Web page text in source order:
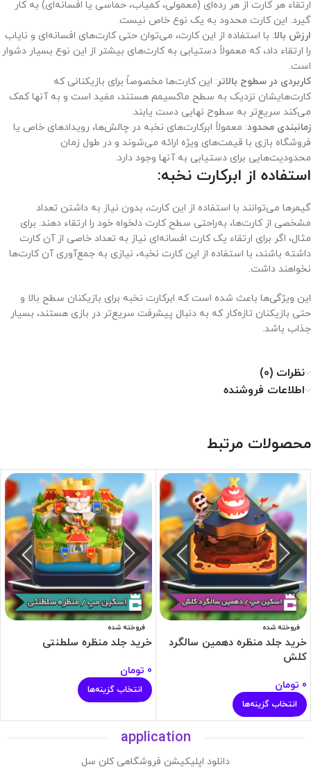
ارتقاء هر کارت از هر رده‌ای (معمولی، کمیاب، حماسی یا افسانه‌ای) به کار
گیرد. این کارت محدود به یک نوع خاص نیست.
ارزش بالا: با استفاده از این کارت، می‌توان حتی کارت‌های افسانه‌ای و نایاب
را ارتقاء داد، که معمولاً دستیابی به کارت‌های بیشتر از این نوع بسیار دشوار
است.
کاربردی در سطوح بالاتر: این کارت‌ها مخصوصاً برای بازیکنانی که
کارت‌هایشان نزدیک به سطح ماکسیمم هستند، مفید است و به آنها کمک
می‌کند سریع‌تر به سطوح نهایی دست یابند.
زمانبندی محدود: معمولاً ابرکارت‌های نخبه در چالش‌ها، رویدادهای خاص یا
فروشگاه بازی با قیمت‌های ویژه ارائه می‌شوند و در طول زمان
محدودیت‌هایی برای دستیابی به آنها وجود دارد.
استفاده از ابرکارت نخبه:
گیمرها می‌توانند با استفاده از این کارت، بدون نیاز به داشتن تعداد
مشخصی از کارت‌ها، به‌راحتی سطح کارت دلخواه خود را ارتقاء دهند. برای
مثال، اگر برای ارتقاء یک کارت افسانه‌ای نیاز به تعداد خاصی از آن کارت
داشته باشند، با استفاده از این کارت نخبه، نیازی به جمع‌آوری آن کارت‌ها
نخواهند داشت.
این ویژگی‌ها باعث شده است که ابرکارت نخبه برای بازیکنان سطح بالا و
حتی بازیکنان تازه‌کار که به دنبال پیشرفت سریع‌تر در بازی هستند، بسیار
جذاب باشد.
نظرات (0)
اطلاعات فروشنده
محصولات مرتبط
فروخته شده
خرید جلد منظره دهمین سالگرد
کلش
0 تومان
انتخاب گزینه‌ها
فروخته شده
خرید جلد منظره سلطنتی
0 تومان
انتخاب گزینه‌ها
application
دانلود اپلیکیشن فروشگاهی کلن سل